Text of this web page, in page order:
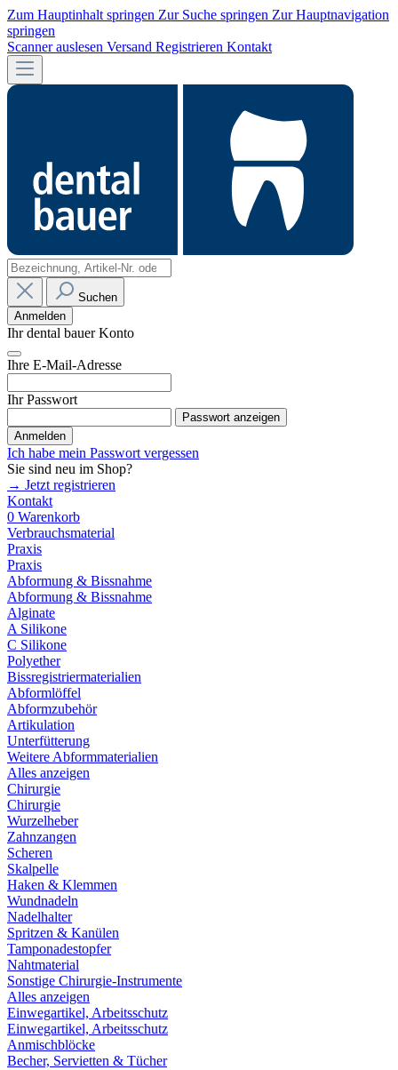
Zum Hauptinhalt springen Zur Suche springen Zur Hauptnavigation
springen
Scanner auslesen Versand Registrieren Kontakt
Suchen
Anmelden
Ihr dental bauer Konto
Ihre E-Mail-Adresse
Ihr Passwort
Passwort anzeigen
Anmelden
Ich habe mein Passwort vergessen
Sie sind neu im Shop?
→ Jetzt registrieren
Kontakt
0 Warenkorb
Verbrauchsmaterial
Praxis
Praxis
Abformung & Bissnahme
Abformung & Bissnahme
Alginate
A Silikone
C Silikone
Polyether
Bissregistriermaterialien
Abformlöffel
Abformzubehör
Artikulation
Unterfütterung
Weitere Abformmaterialien
Alles anzeigen
Chirurgie
Chirurgie
Wurzelheber
Zahnzangen
Scheren
Skalpelle
Haken & Klemmen
Wundnadeln
Nadelhalter
Spritzen & Kanülen
Tamponadestopfer
Nahtmaterial
Sonstige Chirurgie-Instrumente
Alles anzeigen
Einwegartikel, Arbeitsschutz
Einwegartikel, Arbeitsschutz
Anmischblöcke
Becher, Servietten & Tücher